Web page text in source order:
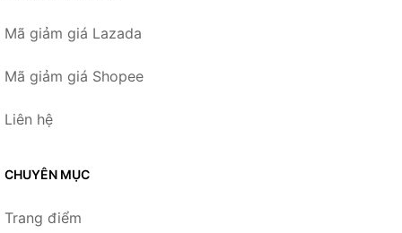
Mã giảm giá Lazada
Mã giảm giá Shopee
Liên hệ
CHUYÊN MỤC
Trang điểm